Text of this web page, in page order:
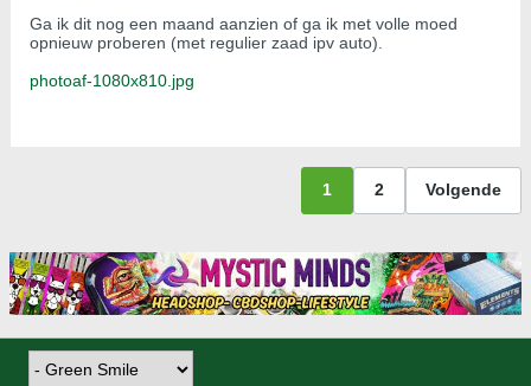
Ga ik dit nog een maand aanzien of ga ik met volle moed
opnieuw proberen (met regulier zaad ipv auto).
photoaf-1080x810.jpg
1 2 Volgende